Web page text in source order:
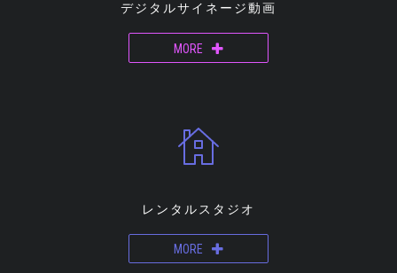
デジタルサイネージ動画
MORE
レンタルスタジオ
MORE